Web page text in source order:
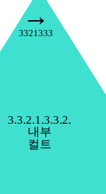
3.3.2.1.3.3.2.
내부
컬트
→
3321333